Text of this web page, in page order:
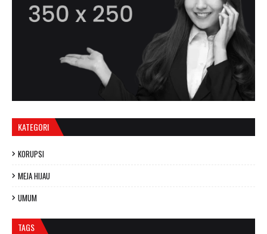
KATEGORI
KORUPSI
MEJA HIJAU
UMUM
TAGS